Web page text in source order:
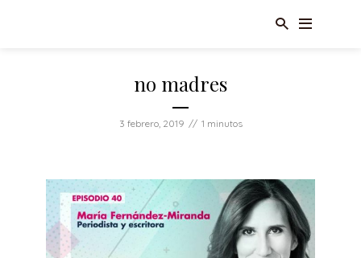
no madres
3 febrero, 2019 1 minutos